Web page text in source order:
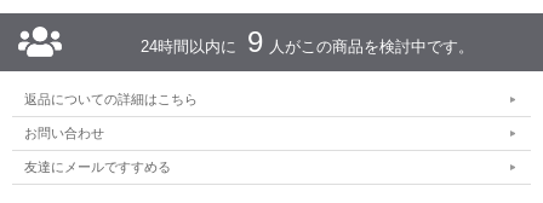
24時間以内に 9 人がこの商品を検討中です。
返品についての詳細はこちら
お問い合わせ
友達にメールですすめる